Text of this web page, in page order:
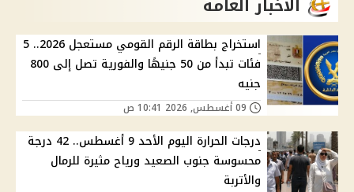
استخراج بطاقة الرقم القومي مستعجل 2026.. 5
فئات تبدأ من 50 جنيهًا والفورية تصل إلى 800
جنيه
درجات الحرارة اليوم الأحد 9 أغسطس.. 42 درجة
محسوسة جنوب الصعيد ورياح مثيرة للرمال
والأتربة